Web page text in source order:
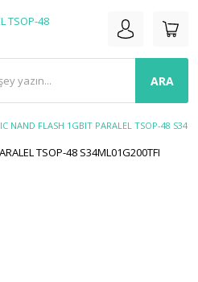
ARA
IC NAND FLASH 1GBIT PARALEL TSOP-48